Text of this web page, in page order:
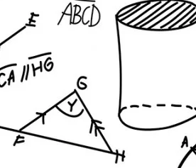
модули в математике - 2:
kanunnikov-mpv0.pdf
расстояние на числовой оси
выражения |a − b| как
mpv0.pdf
особых приемов при решении: